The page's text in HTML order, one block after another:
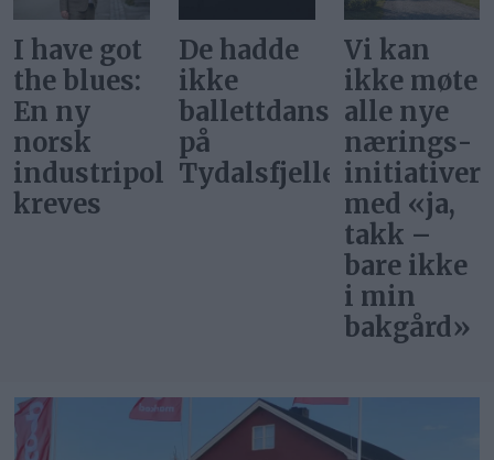
De hadde
ikke
ballettdansere
på
Tydalsfjellet
Vi kan
ikke møte
alle nye
nærings­
initiativer
Svar på
«Gi alle
barn en
rettferdig
start»